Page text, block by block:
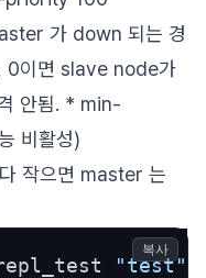
가 down 되는 경
0이면 slave node가
안됨. * min-
비활성)
작으면 master 는
"test"
복사